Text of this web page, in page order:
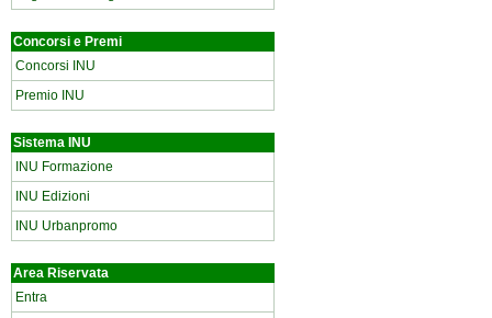
Concorsi e Premi
Concorsi INU
Premio INU
Sistema INU
INU Formazione
INU Edizioni
INU Urbanpromo
Area Riservata
Entra